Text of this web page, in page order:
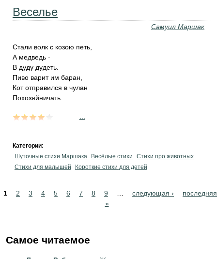
Веселье
Самуил Маршак
Стали волк с козою петь,
А медведь -
В дуду дудеть.
Пиво варит им баран,
Кот отправился в чулан
Похозяйничать.
Категории:
Шуточные стихи Маршака
Весёлые стихи
Стихи про животных
Стихи для малышей
Короткие стихи для детей
Pages
1 2 3 4 5 6 7 8 9 следующая ›
последняя
»
Самое читаемое